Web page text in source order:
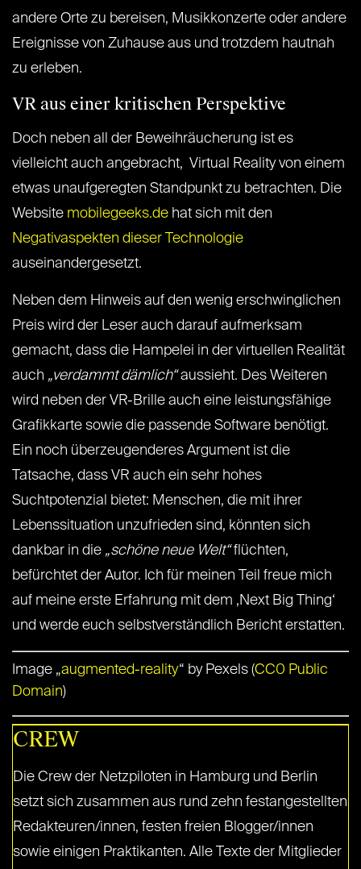
andere Orte zu bereisen, Musikkonzerte oder andere
Ereignisse von Zuhause aus und trotzdem hautnah
zu erleben.
VR aus einer kritischen Perspektive
Doch neben all der Beweihräucherung ist es
vielleicht auch angebracht, Virtual Reality von einem
etwas unaufgeregten Standpunkt zu betrachten. Die
Website mobilegeeks.de hat sich mit den
Negativaspekten dieser Technologie
auseinandergesetzt.
Neben dem Hinweis auf den wenig erschwinglichen
Preis wird der Leser auch darauf aufmerksam
gemacht, dass die Hampelei in der virtuellen Realität
auch „verdammt dämlich“aussieht. Des Weiteren
wird neben der VR-Brille auch eine leistungsfähige
Grafikkarte sowie die passende Software benötigt.
Ein noch überzeugenderes Argument ist die
Tatsache, dass VR auch ein sehr hohes
Suchtpotenzial bietet: Menschen, die mit ihrer
Lebenssituation unzufrieden sind, könnten sich
dankbar in die „schöne neue Welt“flüchten,
befürchtet der Autor. Ich für meinen Teil freue mich
auf meine erste Erfahrung mit dem ‚Next Big Thing‘
und werde euch selbstverständlich Bericht erstatten.
Image „augmented-reality“ by Pexels (CC0 Public
Domain)
CREW
Die Crew der Netzpiloten in Hamburg und Berlin
setzt sich zusammen aus rund zehn festangestellten
Redakteuren/innen, festen freien Blogger/innen
sowie einigen Praktikanten. Alle Texte der Mitglieder